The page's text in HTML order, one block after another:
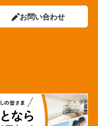
お問い合わせ